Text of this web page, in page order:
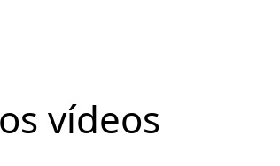
vídeos